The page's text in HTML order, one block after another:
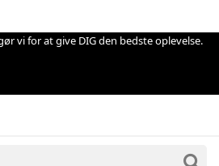
vi for at give DIG den bedste oplevelse.